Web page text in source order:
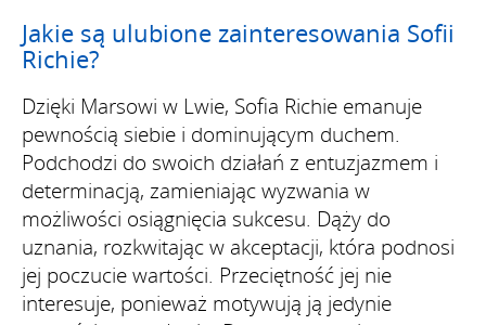
Jakie są ulubione zainteresowania Sofii
Richie?
Dzięki Marsowi w Lwie, Sofia Richie emanuje
pewnością siebie i dominującym duchem.
Podchodzi do swoich działań z entuzjazmem i
determinacją, zamieniając wyzwania w
możliwości osiągnięcia sukcesu. Dąży do
uznania, rozkwitając w akceptacji, która podnosi
jej poczucie wartości. Przeciętność jej nie
interesuje, ponieważ motywują ją jedynie